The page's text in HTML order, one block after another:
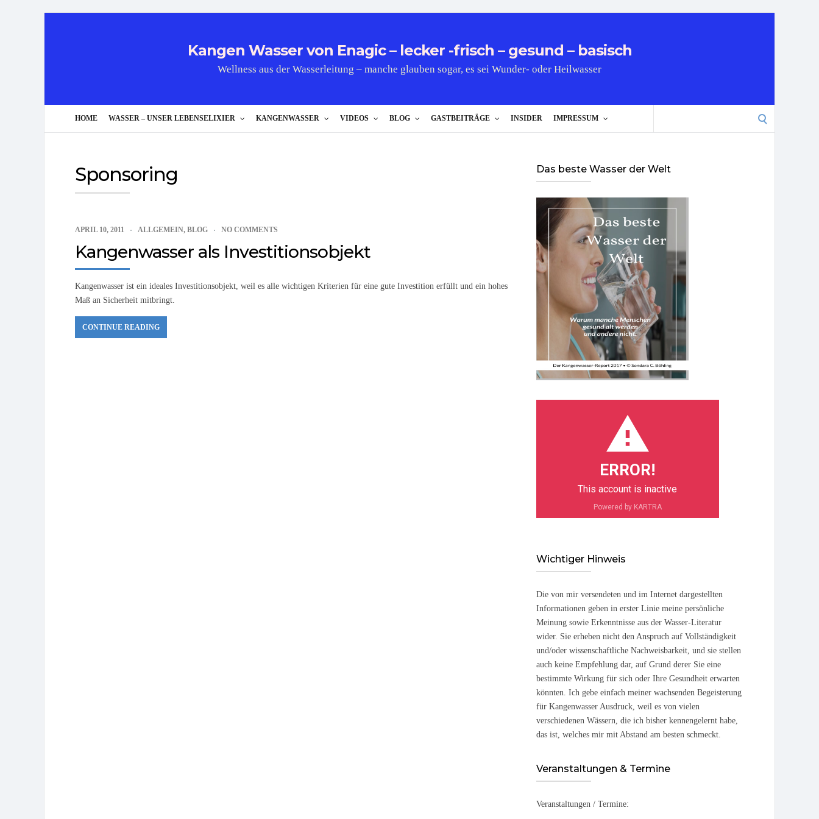
Kangen Wasser von Enagic – lecker -frisch – gesund – basisch
Wellness aus der Wasserleitung – manche glauben sogar, es sei Wunder- oder Heilwasser
HOME WASSER – UNSER LEBENSELIXIER KANGENWASSER VIDEOS BLOG GASTBEITRÄGE INSIDER IMPRESSUM
Sponsoring
APRIL 10, 2011 ALLGEMEIN, BLOG NO COMMENTS
Kangenwasser als Investitionsobjekt
Kangenwasser ist ein ideales Investitionsobjekt, weil es alle wichtigen Kriterien für eine gute Investition erfüllt und ein hohes
Maß an Sicherheit mitbringt.
CONTINUE READING
Das beste Wasser der Welt
ERROR!
This account is inactive
Powered by KARTRA
Wichtiger Hinweis
Die von mir versendeten und im Internet dargestellten
Informationen geben in erster Linie meine persönliche
Meinung sowie Erkenntnisse aus der Wasser-Literatur
wider. Sie erheben nicht den Anspruch auf Vollständigkeit
und/oder wissenschaftliche Nachweisbarkeit, und sie stellen
auch keine Empfehlung dar, auf Grund derer Sie eine
bestimmte Wirkung für sich oder Ihre Gesundheit erwarten
könnten. Ich gebe einfach meiner wachsenden Begeisterung
für Kangenwasser Ausdruck, weil es von vielen
verschiedenen Wässern, die ich bisher kennengelernt habe,
das ist, welches mir mit Abstand am besten schmeckt.
Veranstaltungen & Termine
Veranstaltungen / Termine: